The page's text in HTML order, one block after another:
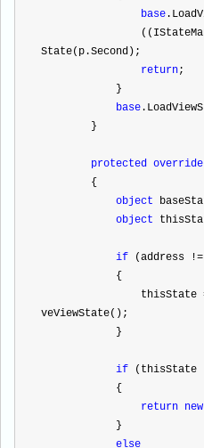
base
State(p.Second);
return;
            }
base
        }
protected override
        {
object
object
if (address !=
            {
                thisState
veViewState();
            }
if (thisState
            {
return new
            }
else